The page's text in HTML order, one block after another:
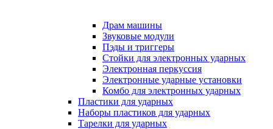
Драм машины
Звуковые модули
Пэды и триггеры
Стойки для электронных ударных
Электронная перкуссия
Электронные ударные установки
Комбо для электронных ударных
Пластики для ударных
Наборы пластиков для ударных
Тарелки для ударных